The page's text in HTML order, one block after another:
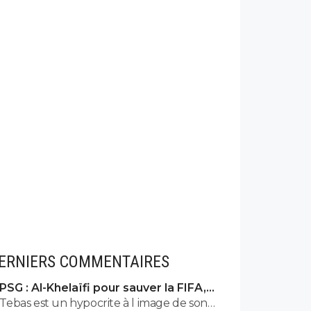
COMMENTAIRES
PSG : Al-Khelaïfi pour sauver la FIFA,
c'est son cauchemar
Tebas est un hypocrite à l image de son